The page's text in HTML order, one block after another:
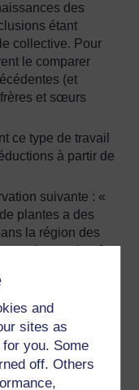
and
sites as
you. Some
off. Others
des
étant
collective. Pour
le comparer
(et
et sœurs
ce type de travail
à partir de
suivante : «
plantes a des
la région des
observation ?
pourquoi ? »
réfléchir. La plupart
que le fait d’avoir
les plantes
peuvent pas
vertes mangées